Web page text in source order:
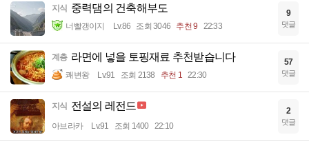
지식 중력댐의 건축해부도
너빨갱이지 Lv.86 조회 3046 추천 9 22:33
9
댓글
계층 라면에 넣을 토핑재료 추천받습니다
쾌변왕 Lv.91 조회 2138 추천 1 22:30
57
댓글
지식 전설의 레전드
아브라카 Lv.91 조회 1400 22:10
2
댓글